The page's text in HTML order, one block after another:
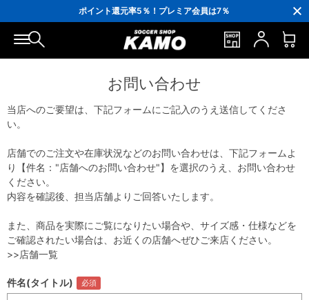
ポイント還元率5％！プレミア会員は7％
会員の方にはお誕生月に「10％OFFクーポン」プレゼント！
16,000円(税込)以上でシューズケースプレゼント！
3,300円(税込)以上で送料無料！
お問い合わせ
当店へのご要望は、下記フォームにご記入のうえ送信してくださ
い。
店舗でのご注文や在庫状況などのお問い合わせは、下記フォームよ
り【件名："店舗へのお問い合わせ"】を選択のうえ、お問い合わせ
ください。
内容を確認後、担当店舗よりご回答いたします。
また、商品を実際にご覧になりたい場合や、サイズ感・仕様などを
ご確認されたい場合は、お近くの店舗へぜひご来店ください。
>>店舗一覧
件名(タイトル)